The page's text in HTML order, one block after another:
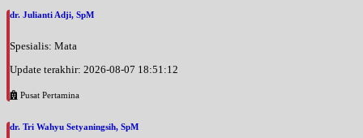
dr. Julianti Adji, SpM
Spesialis: Mata
Update terakhir: 2026-08-07 18:51:12
Pusat Pertamina
dr. Tri Wahyu Setyaningsih, SpM